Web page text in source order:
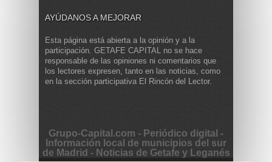
AYÚDANOS A MEJORAR
Esta página está abierta a la opinión y a la
participación. GETAFE CAPITAL no se hace
responsable de las opiniones ni comentarios que
los lectores expresen, tanto en las noticias, como
en la sección participativa El Rincón del Lector.
Grupo-Capital.com - Periódico digital -
Información local de municipios del sur
de Madrid - Noticias de Getafe y Leganés